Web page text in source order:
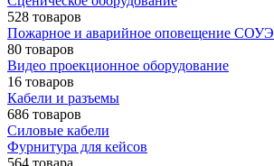
528 товаров
Пожарное и аварийное оповещение СОУЭ
80 товаров
Видео проекционное оборудование
16 товаров
Кабели и разъемы
686 товаров
Силовые кабели
Фурнитура для кейсов
564 товара